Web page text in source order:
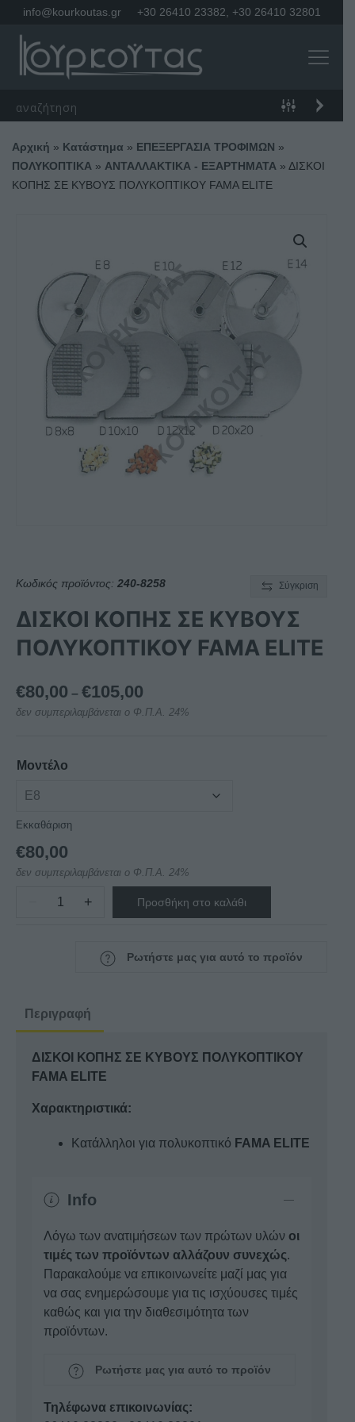
info@kourkoutas.gr +30 26410 23382 +30 26410 32801
Αρχική » Κατάστημα » ΕΠΕΞΕΡΓΑΣΙΑ ΤΡΟΦΙΜΩΝ »
ΠΟΛΥΚΟΠΤΙΚΑ » ΑΝΤΑΛΛΑΚΤΙΚΑ - ΕΞΑΡΤΗΜΑΤΑ » ΔΙΣΚΟΙ
ΚΟΠΗΣ ΣΕ ΚΥΒΟΥΣ ΠΟΛΥΚΟΠΤΙΚΟΥ FAMA ELITE
Κωδικός προϊόντος: 240-8258 Σύγκριση
ΔΙΣΚΟΙ ΚΟΠΗΣ ΣΕ ΚΥΒΟΥΣ
ΠΟΛΥΚΟΠΤΙΚΟΥ FAMA ELITE
€80,00 – €105,00
range:
δεν συμπεριλαμβάνεται ο Φ.Π.Α. 24%
Μοντέλο
Εκκαθάριση
€80,00
δεν συμπεριλαμβάνεται ο Φ.Π.Α. 24%
FAMA
ELITE
+ Προσθήκη στο καλάθι
Ρωτήστε μας για αυτό το προϊόν
Περιγραφή
ΔΙΣΚΟΙ ΚΟΠΗΣ ΣΕ ΚΥΒΟΥΣ ΠΟΛΥΚΟΠΤΙΚΟΥ
FAMA ELITE
Χαρακτηριστικά:
Κατάλληλοι για πολυκοπτικό FAMA ELITE
Info
Λόγω των ανατιμήσεων των πρώτων υλών οι
τιμές των προϊόντων αλλάζουν συνεχώς.
Παρακαλούμε να επικοινωνείτε μαζί μας για
να σας ενημερώσουμε για τις ισχύουσες τιμές
καθώς και για την διαθεσιμότητα των
προϊόντων.
Ρωτήστε μας για αυτό το προϊόν
Τηλέφωνα επικοινωνίας: